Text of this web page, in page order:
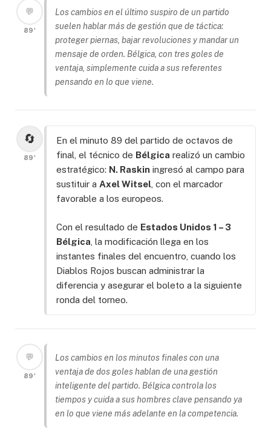
💬
89'
Los cambios en el último suspiro de un partido
suelen hablar más de gestión que de táctica:
proteger piernas, bajar revoluciones y mandar un
mensaje de orden. Bélgica, con tres goles de
ventaja, simplemente cuida a sus referentes
pensando en lo que viene.
🔄
89'
En el minuto 89 del partido de octavos de
final, el técnico de Bélgica realizó un cambio
estratégico: N. Raskin ingresó al campo para
sustituir a Axel Witsel , con el marcador
favorable a los europeos.
Con el resultado de Estados Unidos 1 – 3
Bélgica , la modificación llega en los
instantes finales del encuentro, cuando los
Diablos Rojos buscan administrar la
diferencia y asegurar el boleto a la siguiente
ronda del torneo.
💬
89'
Los cambios en los minutos finales con una
ventaja de dos goles hablan de una gestión
inteligente del partido. Bélgica controla los
tiempos y cuida a sus hombres clave pensando ya
en lo que viene más adelante en la competencia.